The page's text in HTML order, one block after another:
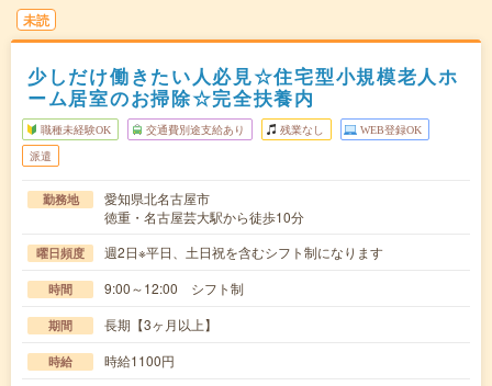
未読
少しだけ働きたい人必見☆住宅型小規模老人ホ
ーム居室のお掃除☆完全扶養内
職種未経験OK 交通費別途支給あり 残業なし WEB登録OK
派遣
勤務地
愛知県北名古屋市
徳重・名古屋芸大駅から徒歩10分
曜日頻度 週2日※平日、土日祝を含むシフト制になります
時間 9:00～12:00 シフト制
期間 長期【3ヶ月以上】
時給 時給1100円